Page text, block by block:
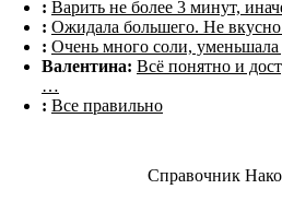
: Варить не более 3 минут,
: Ожидала большего. Не
: Очень много соли, уменьшала
Валентина: Всё понятно и
…
: Все правильно
Справочник